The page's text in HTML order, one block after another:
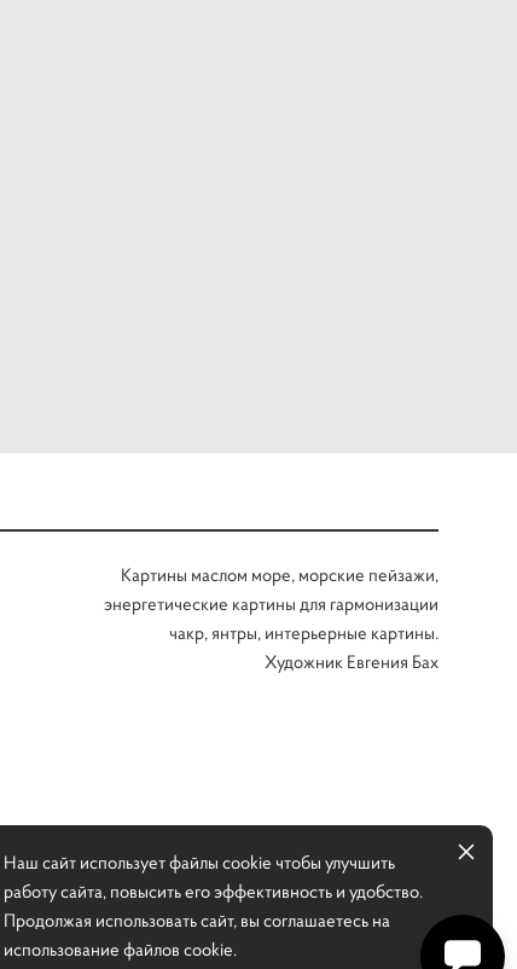
Картины маслом море, морские пейзажи,
энергетические картины для гармонизации
чакр, янтры, интерьерные картины.
Художник Евгения Бах
Наш сайт использует файлы cookie чтобы улучшить
работу сайта, повысить его эффективность и удобство.
Продолжая использовать сайт, вы соглашаетесь на
использование файлов cookie.